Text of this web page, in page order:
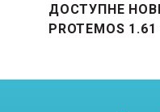
ДОСТУПНЕ
PROTEMOS